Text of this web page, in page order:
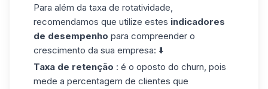
Para além da taxa de rotatividade,
recomendamos que utilize estes indicadores
de desempenho para compreender o
crescimento da sua empresa: ⬇️
Taxa de retenção : é o oposto do churn, pois
mede a percentagem de clientes que